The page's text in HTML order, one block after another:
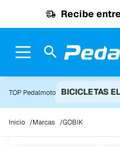
Recibe entre
TOP Pedalmoto BICICLETAS
Inicio Marcas GOBIK